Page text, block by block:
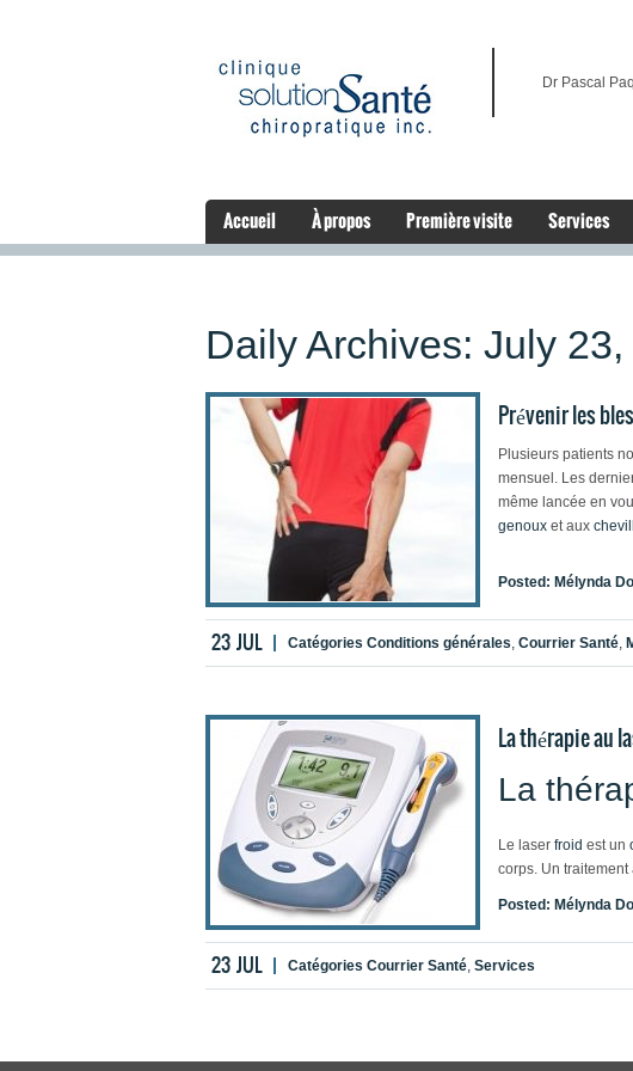
Dr Pascal
Accueil À propos Première visite Services
Daily Archives: July
Prévenir les
Plusieurs patients
mensuel. Les
même lancée en
genoux et aux
Cliquez sur le lien
Posted: Mélynda
23 JUL Catégories Conditions générales, Courrier Santé,
La thérapie au
La
Le laser froid est un
corps. Un
Contrairement aux
endommager les
Les faisceaux de
Ses applications
Posted: Mélynda
23 JUL Catégories Courrier Santé, Services